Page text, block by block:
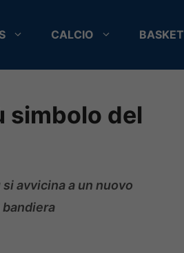
CALCIO BASKET
simbolo del
avvicina a un nuovo